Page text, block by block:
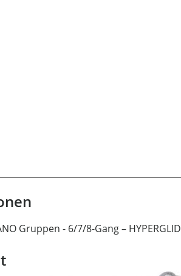
Gruppen - 6/7/8-Gang –